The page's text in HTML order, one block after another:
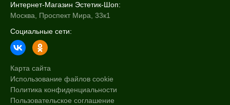
Интернет-Магазин Эстетик-Шоп:
Москва, Проспект Мира, 33к1
Социальные сети:
Карта сайта
Использование файлов cookie
Политика конфиденциальности
Пользовательское соглашение